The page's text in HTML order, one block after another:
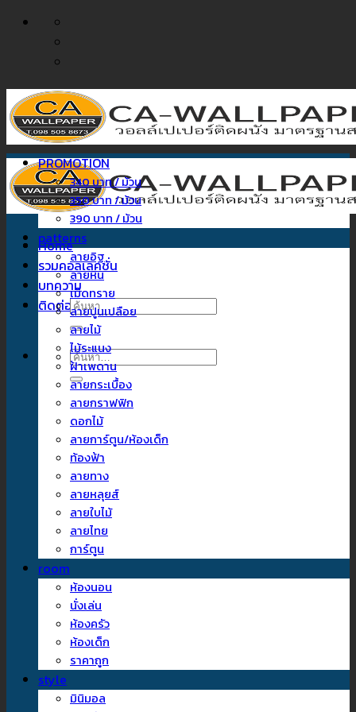
ข้าม
Home
รวมคอลเลคชั่น
บทความ
ติดต่อเรา
ค้นหา:
ค้นหา:
PROMOTION
340 บาท / ม้วน
350 บาท / ม้วน
390 บาท / ม้วน
patterns
ลายอิฐ
ลายหิน
เม็ดทราย
ลายปูนเปลือย
ลายไม้
ไม้ระแนง
ฝ้าเพดาน
ลายกระเบื้อง
ลายกราฟฟิก
ดอกไม้
ลายการ์ตูน/ห้องเด็ก
ท้องฟ้า
ลายทาง
ลายหลุยส์
ลายใบไม้
ลายไทย
การ์ตูน
room
ห้องนอน
นั่งเล่น
ห้องครัว
ห้องเด็ก
ราคาถูก
style
มินิมอล